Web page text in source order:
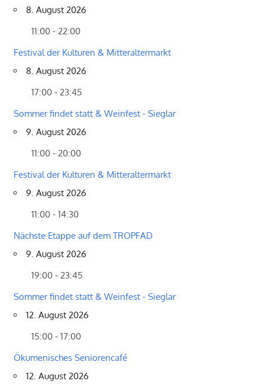
8. August 2026
11:00 - 22:00
Festival der Kulturen & Mitteraltermarkt
8. August 2026
17:00 - 23:45
Sommer findet statt & Weinfest - Sieglar
9. August 2026
11:00 - 20:00
Festival der Kulturen & Mitteraltermarkt
9. August 2026
11:00 - 14:30
Nächste Etappe auf dem TROPFAD
9. August 2026
19:00 - 23:45
Sommer findet statt & Weinfest - Sieglar
12. August 2026
15:00 - 17:00
Ökumenisches Seniorencafé
12. August 2026